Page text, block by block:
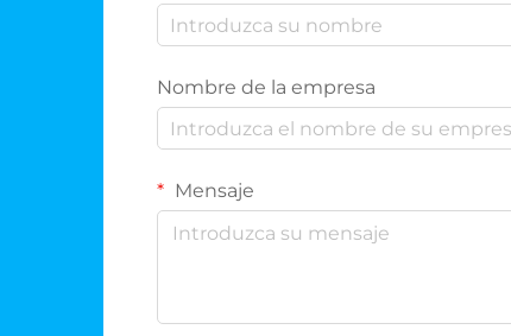
Nombre de la empresa
Mensaje